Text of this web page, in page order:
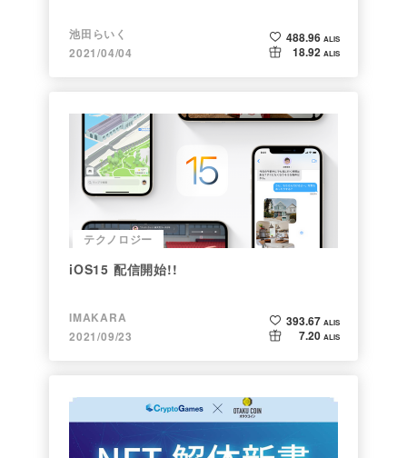
池田らいく
2021/04/04
488.96 ALIS
18.92 ALIS
テクノロジー
iOS15 配信開始!!
IMAKARA
2021/09/23
393.67 ALIS
7.20 ALIS